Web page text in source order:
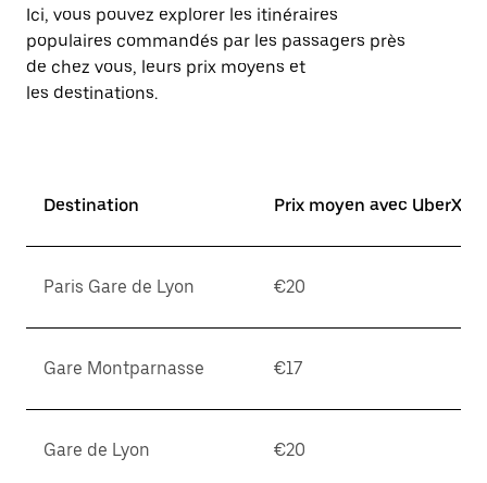
Ici, vous pouvez explorer les itinéraires
populaires commandés par les passagers près
de chez vous, leurs prix moyens et
les destinations.
Destination Prix moyen avec UberX*
Paris Gare de Lyon €20
Gare Montparnasse €17
Gare de Lyon €20